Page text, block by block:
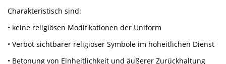
Charakteristisch sind:
• keine religiösen Modifikationen der Uniform
• Verbot sichtbarer religiöser Symbole im hoheitlichen Dienst
• Betonung von Einheitlichkeit und äußerer Zurückhaltung